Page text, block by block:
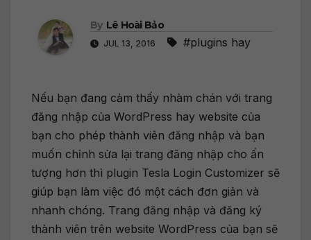
By Lê Hoài Bảo
JUL 13, 2016 #plugins hay
Nếu bạn đang cảm thấy nhàm chán với trang
đăng nhập của WordPress hay website của
bạn cho phép thành viên đăng nhập và bạn
muốn chỉnh sửa lại trang đăng nhập cho ấn
tượng hơn thì plugin Tesla Login Customizer sẽ
giúp bạn làm việc đó một cách đơn giản và
nhanh chóng. Trang đăng nhập và đăng ký
thành viên trên website WordPress của bạn sẽ